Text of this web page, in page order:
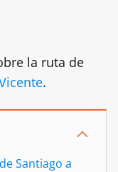
la ruta de
.
Santiago a